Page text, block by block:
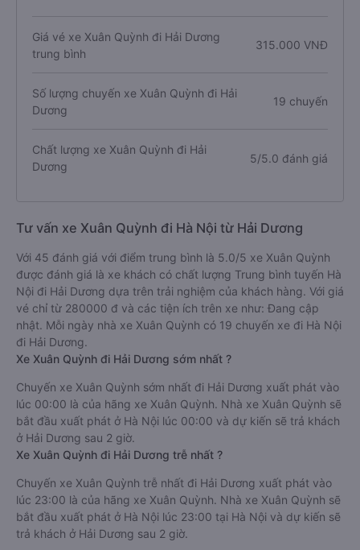
Giá vé xe Xuân Quỳnh đi Hải Dương
trung bình
315.000 VNĐ
Số lượng chuyến xe Xuân Quỳnh đi Hải
Dương
19 chuyến
Chất lượng xe Xuân Quỳnh đi Hải
Dương
5/5.0 đánh giá
Tư vấn xe Xuân Quỳnh đi Hà Nội từ Hải Dương
Với 45 đánh giá với điểm trung bình là 5.0/5 xe Xuân Quỳnh
được đánh giá là xe khách có chất lượng Trung bình tuyến Hà
Nội đi Hải Dương dựa trên trải nghiệm của khách hàng. Với giá
vé chỉ từ 280000 đ và các tiện ích trên xe như: Đang cập
nhật. Mỗi ngày nhà xe Xuân Quỳnh có 19 chuyến xe đi Hà Nội
đi Hải Dương.
Xe Xuân Quỳnh đi Hải Dương sớm nhất ?
Chuyến xe Xuân Quỳnh sớm nhất đi Hải Dương xuất phát vào
lúc 00:00 là của hãng xe Xuân Quỳnh. Nhà xe Xuân Quỳnh sẽ
bắt đầu xuất phát ở Hà Nội lúc 00:00 và dự kiến sẽ trả khách
ở Hải Dương sau 2 giờ.
Xe Xuân Quỳnh đi Hải Dương trễ nhất ?
Chuyến xe Xuân Quỳnh trễ nhất đi Hải Dương xuất phát vào
lúc 23:00 là của hãng xe Xuân Quỳnh. Nhà xe Xuân Quỳnh sẽ
bắt đầu xuất phát ở Hà Nội lúc 23:00 tại Hà Nội và dự kiến sẽ
trả khách ở Hải Dương sau 2 giờ.